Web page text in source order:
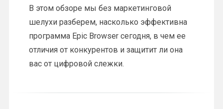
В этом обзоре мы без маркетинговой
шелухи разберем, насколько эффективна
программа Epic Browser сегодня, в чем ее
отличия от конкурентов и защитит ли она
вас от цифровой слежки.